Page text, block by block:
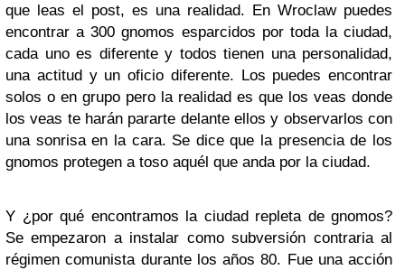
que leas el post, es una realidad. En Wroclaw puedes
encontrar a 300 gnomos esparcidos por toda la ciudad,
cada uno es diferente y todos tienen una personalidad,
una actitud y un oficio diferente. Los puedes encontrar
solos o en grupo pero la realidad es que los veas donde
los veas te harán pararte delante ellos y observarlos con
una sonrisa en la cara. Se dice que la presencia de los
gnomos protegen a toso aquél que anda por la ciudad.
Y ¿por qué encontramos la ciudad repleta de gnomos?
Se empezaron a instalar como subversión contraria al
régimen comunista durante los años 80. Fue una acción